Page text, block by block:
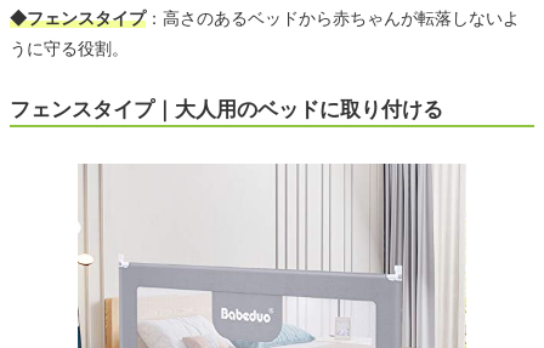
◆フェンスタイプ：高さのあるベッドから赤ちゃんが転落しないよ
うに守る役割。
フェンスタイプ｜大人用のベッドに取り付ける